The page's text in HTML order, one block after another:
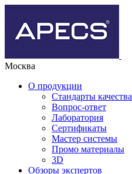
Москва
О продукции
Стандарты качества
Вопрос-ответ
Лаборатория
Сертификаты
Мастер системы
Промо материалы
3D
Обзоры экспертов